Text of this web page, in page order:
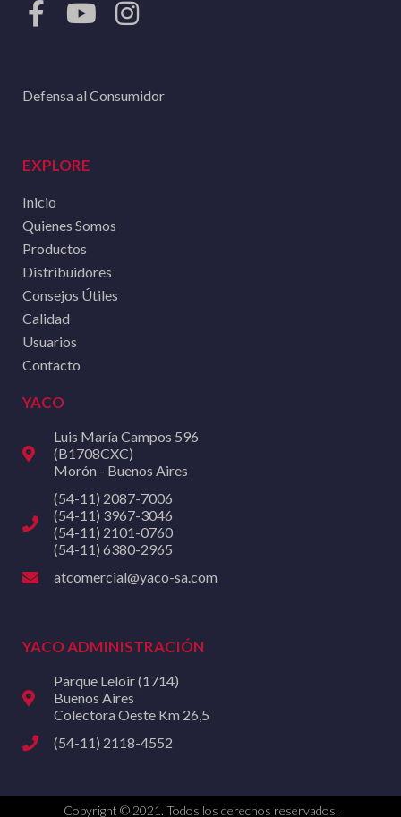
Defensa al Consumidor
EXPLORE
Inicio
Quienes Somos
Productos
Distribuidores
Consejos Útiles
Calidad
Usuarios
Contacto
YACO
Luis María Campos 596
(B1708CXC)
Morón - Buenos Aires
(54-11) 2087-7006
(54-11) 3967-3046
(54-11) 2101-0760
(54-11) 6380-2965
atcomercial@yaco-sa.com
YACO ADMINISTRACIÓN
Parque Leloir (1714)
Buenos Aires
Colectora Oeste Km 26,5
(54-11) 2118-4552
Copyright © 2021. Todos los derechos reservados.